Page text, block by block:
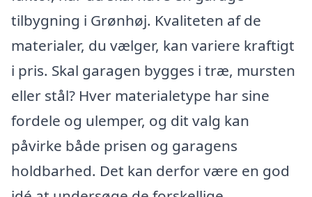
tilbygning i Grønhøj. Kvaliteten af de
materialer, du vælger, kan variere kraftigt
i pris. Skal garagen bygges i træ, mursten
eller stål? Hver materialetype har sine
fordele og ulemper, og dit valg kan
påvirke både prisen og garagens
holdbarhed. Det kan derfor være en god